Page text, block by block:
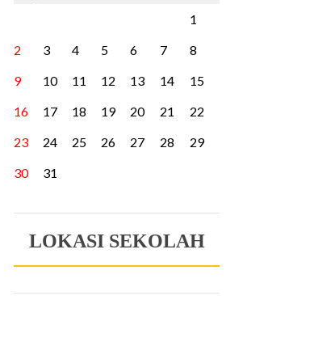
1
2
3 4 5 6 7
8
9
10 11 12 13 14
15
16
17 18 19 20 21
22
23
24 25 26 27 28
29
30
31
LOKASI SEKOLAH